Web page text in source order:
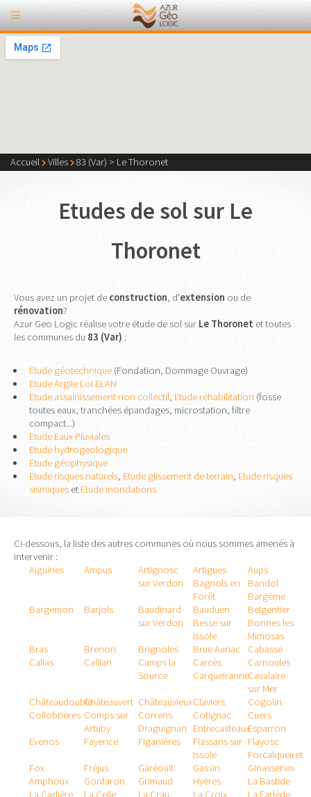
Accueil Villes 83 (Var) > Le Thoronet
Etudes de sol sur Le
Thoronet
Vous avez un projet de construction , d'extension ou de
rénovation?
Azur Geo Logic réalise votre étude de sol sur Le Thoronet et toutes
les communes du 83 (Var) :
Etude géotechnique(Fondation, Dommage Ouvrage)
Etude Argile Loi ELAN
Etude assainissement non collectif, Etude réhabilitation (fosse
toutes eaux, tranchées épandages, microstation, filtre
compact...)
Etude Eaux Pluviales
Etude hydrogeologique
Etude géophysique
Etude risques naturels, Etude glissement de terrain, Etude risques
sismiqueset Etude inondations
Ci-dessous, la liste des autres communes où nous sommes amenés à
intervenir :
Aiguines
Ampus
Artignosc
sur Verdon
Artigues
Aups
Bagnols en
Forêt
Bandol
Bargème
Bargemon
Barjols
Baudinard
sur Verdon
Bauduen
Belgentier
Besse sur
Issole
Bormes les
Mimosas
Bras
Brenon Brignoles Brue Auriac
Cabasse
Callas
Callian
Camps la
Source
Carcès
Carnoules
CarqueiranneCavalaire
sur Mer
ChâteaudoubleChâteauvert ChâteauvieuxClaviers
Cogolin
Collobrières Comps sur
Artuby
Correns Cotignac
Cuers
Draguignan
EntrecasteauxEsparron
Evenos
Fayence Figanières
Flassans sur
Issole
Flayosc
Forcalqueiret
Fox
Amphoux
Fréjus Garéoult Gassin
Ginasservis
Gonfaron
Grimaud Hyères
La Bastide